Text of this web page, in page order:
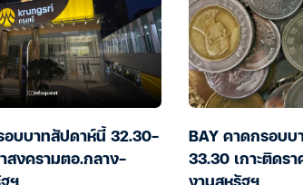
อบบาทสัปดาห์นี้ 32.30-
สงครามตอ.กลาง-
BAY คาดกรอบ
33.30 เกาะติดร